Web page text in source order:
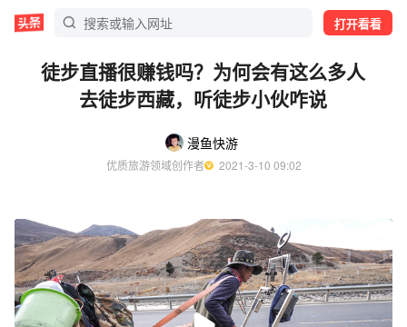
打开看看
徒步直播很赚钱吗？为何会有这么多人
去徒步西藏，听徒步小伙咋说
漫鱼快游
优质旅游领域创作者
  2021-3-10 09:02